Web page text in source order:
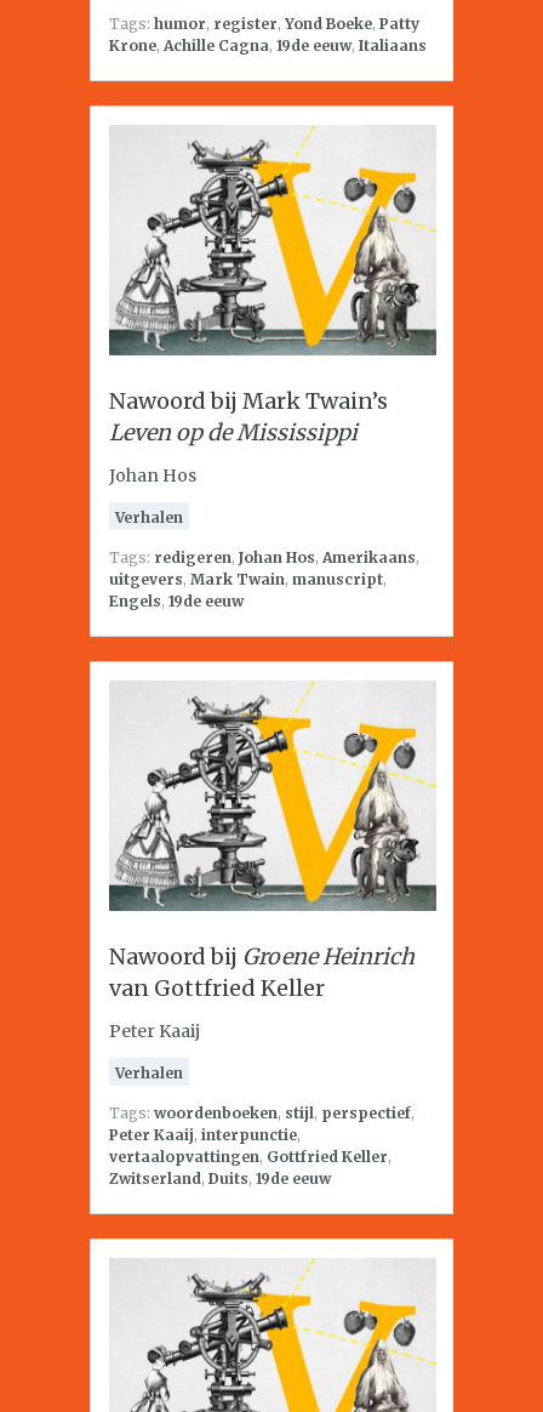
Tags: humor, register,Yond Boeke, Patty
Krone, Achille Cagna, 19de eeuw, Italiaans
Nawoord bij Mark Twain’s
Leven op de Mississippi
Johan Hos
Verhalen
Tags: redigeren, Johan Hos, Amerikaans,
uitgevers, Mark Twain, manuscript,
Engels, 19de eeuw
Nawoord bij Groene Heinrich
van Gottfried Keller
Peter Kaaij
Verhalen
Tags: woordenboeken, stijl, perspectief,
Peter Kaaij, interpunctie,
vertaalopvattingen, Gottfried Keller,
Zwitserland, Duits, 19de eeuw